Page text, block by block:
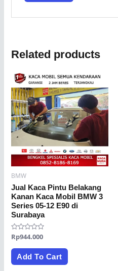
Related products
BMW
Jual Kaca Pintu Belakang
Kanan Kaca Mobil BMW 3
Series 05-12 E90 di
Surabaya
Rated
out
Rp944.000
Add To Cart